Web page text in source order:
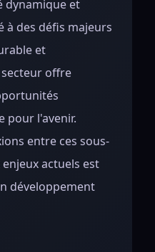
dynamique et
à des défis majeurs
et
offre
pour l'avenir.
entre ces sous-
actuels est
développement